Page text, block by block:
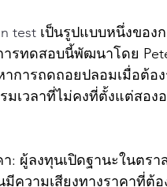
test เป็นรูปแบบหนึ่งของ
รทดสอบนี้พัฒนาโดย
การถดถอยปลอมเมื่อต้อ
มเวลาที่ไม่คงที่ตั้งแต่สอ
: ผู้ลงทุนเปิดฐานะในตร
ความเสียงทางราคาที่ต้